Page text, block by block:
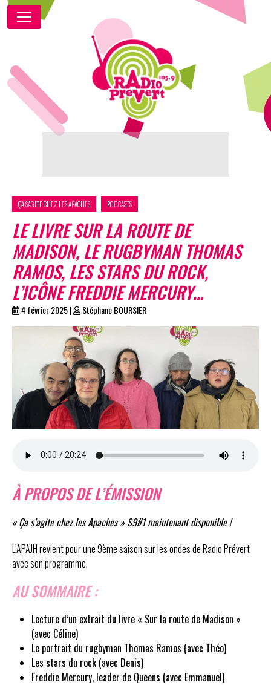
ÇA S'AGITE CHEZ LES APACHES PODCASTS
LE LIVRE SUR LA ROUTE DE
MADISON, LE RUGBYMAN THOMAS
RAMOS, LES STARS DU ROCK,
L’ICÔNE FREDDIE MERCURY…
4 février 2025| Stéphane BOURSIER
À PROPOS DE L’ÉMISSION
« Ça s’agite chez les Apaches » S9#1 maintenant disponible !
L’APAJH revient pour une 9ème saison sur les ondes de Radio Prévert
avec son programme.
AU SOMMAIRE :
Lecture d’un extrait du livre « Sur la route de Madison »
(avec Céline)
Le portrait du rugbyman Thomas Ramos (avec Théo)
Les stars du rock (avec Denis)
Freddie Mercury, leader de Queens (avec Emmanuel)